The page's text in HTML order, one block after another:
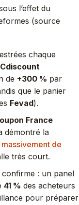
l’effet du
(source
chaque
Cdiscount
de +300 % par
que le panier
Fevad).
France
démontré la
massivement de
très court.
confirme : un panel
41 % des acheteurs
pour préparer